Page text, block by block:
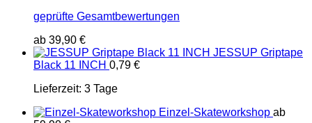
geprüfte Gesamtbewertungen
ab 39,90 €
JESSUP Griptape
Black 11 INCH 0,79 €
Lieferzeit: 3 Tage
Einzel-Skateworkshop ab